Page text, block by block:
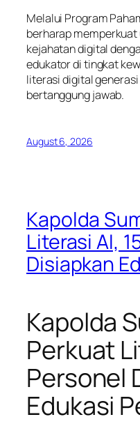
Melalui Program
berharap
kejahatan digital
edukator di tingkat
literasi digital
bertanggung jawab.
August 6, 2026
Kapolda
Literasi AI,
Disiapkan
Kapolda
Perkuat
Personel
Edukasi